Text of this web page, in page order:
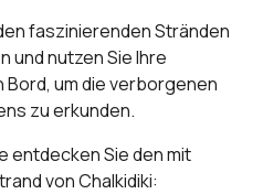
faszinierenden Stränden
und nutzen Sie Ihre
um die verborgenen
zu erkunden.
entdecken Sie den mit
von Chalkidiki: